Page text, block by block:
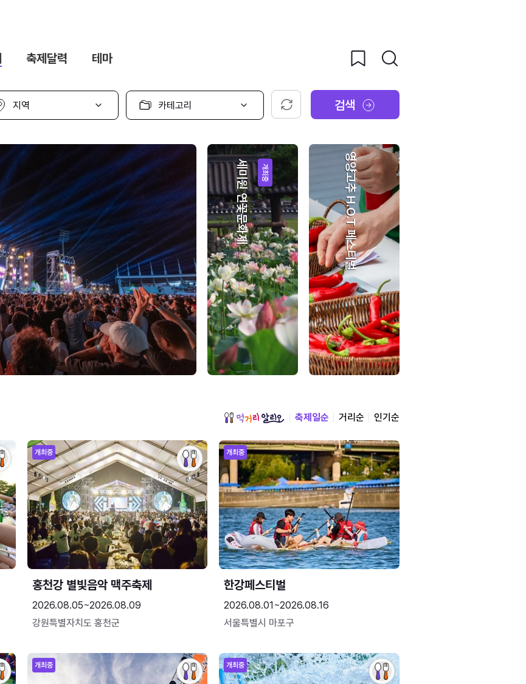
축제달력 테마
카
고
선
택
초기화 검색
개최중
세미원 연꽃문화제 영양고추 H.O.T 페스티벌
축제일순 거리순 인기순
개최중
홍천강 별빛음악 맥주축제
2026.08.05~2026.08.09
강원특별자치도 홍천군
개최중
한강페스티벌
2026.08.01~2026.08.16
서울특별시 마포구
개최중 개최중